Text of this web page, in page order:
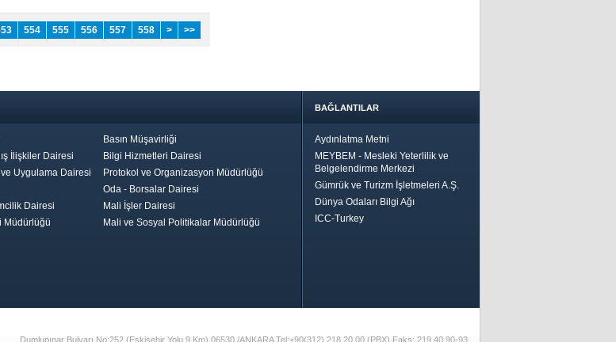
554 555 556 557 558 > >>
Görüş ve Öneriler-
Basın Müşavirliği
İlişkiler Dairesi
Bilgi Hizmetleri Dairesi
Uygulama Dairesi
Protokol ve Organizasyon Müdürlüğü
Oda - Borsalar Dairesi
Dairesi
Mali İşler Dairesi
Müdürlüğü
Mali ve Sosyal Politikalar Müdürlüğü
BAĞLANTILAR
Aydınlatma Metni
MEYBEM - Mesleki Yeterlilik ve
Belgelendirme Merkezi
Gümrük ve Turizm İşletmeleri A.Ş.
Dünya Odaları Bilgi Ağı
ICC-Turkey
Dumlupınar Bulvarı No:252 (Eskişehir Yolu 9.Km) 06530 /ANKARA Tel:+90(312) 218 20 00 (PBX) Faks: 219 40 90-93